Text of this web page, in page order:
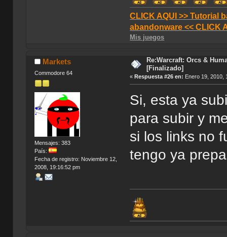
CLICK AQUI >> Tutorial
abandonware << CLICK
Mis juegos
Markets
Commodore 64
Mensajes: 383
País:
Fecha de registro: Noviembre 12,
2008, 19:16:52 pm
Re:Warcraft: Orcs &
[Finalizado]
«Respuesta #26 en: Enero 19, 2010,
Si, esta ya
para subir y
si los links no
tengo ya